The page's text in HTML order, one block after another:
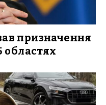
призначення
областях